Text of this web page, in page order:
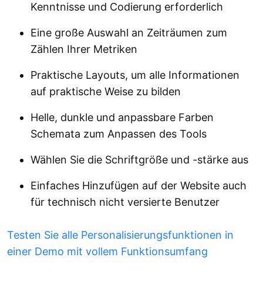
Kenntnisse und Codierung erforderlich
Eine große Auswahl an Zeiträumen zum
Zählen Ihrer Metriken
Praktische Layouts, um alle Informationen
auf praktische Weise zu bilden
Helle, dunkle und anpassbare Farben
Schemata zum Anpassen des Tools
Wählen Sie die Schriftgröße und -stärke aus
Einfaches Hinzufügen auf der Website auch
für technisch nicht versierte Benutzer
Testen Sie alle Personalisierungsfunktionen in
einer Demo mit vollem Funktionsumfang